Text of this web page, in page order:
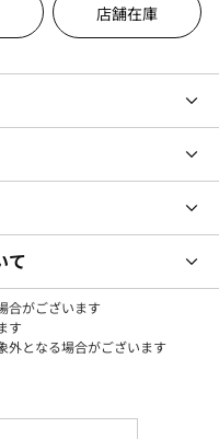
店舗在庫
て
合がございます
す
外となる場合がございます